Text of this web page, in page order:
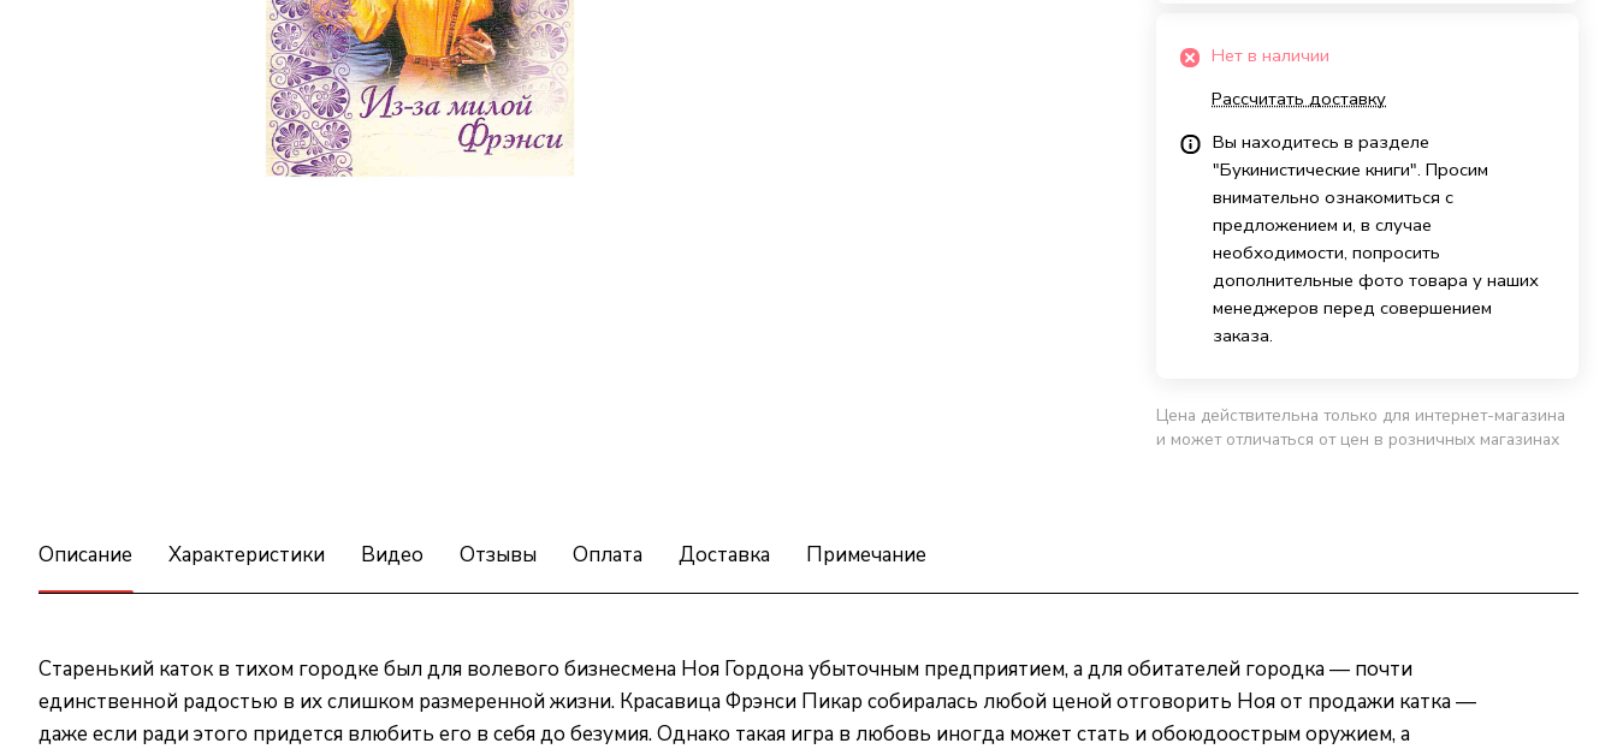
Нет в наличии
Рассчитать доставку
Вы находитесь в разделе
"Букинистические книги". Просим
внимательно ознакомиться с
предложением и, в случае
необходимости, попросить
дополнительные фото товара у наших
менеджеров перед совершением
заказа.
Цена действительна только для интернет-магазина
и может отличаться от цен в розничных магазинах
Описание Характеристики Видео Отзывы Оплата Доставка Примечание
Старенький каток в тихом городке был для волевого бизнесмена Ноя Гордона убыточным предприятием, а для обитателей городка — почти
единственной радостью в их слишком размеренной жизни. Красавица Фрэнси Пикар собиралась любой ценой отговорить Ноя от продажи катка —
даже если ради этого придется влюбить его в себя до безумия. Однако такая игра в любовь иногда может стать и обоюдоострым оружием, а